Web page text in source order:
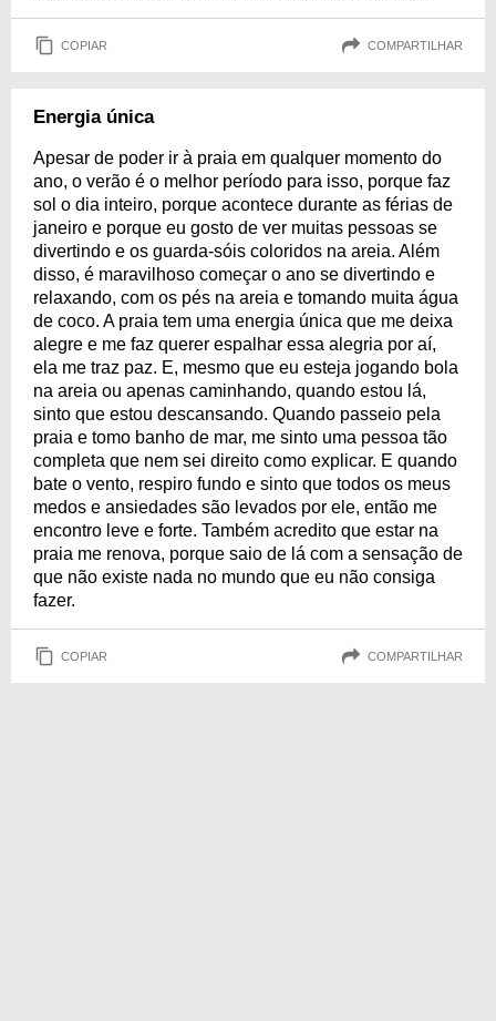
COPIAR COMPARTILHAR
Energia única
Apesar de poder ir à praia em qualquer momento do
ano, o verão é o melhor período para isso, porque faz
sol o dia inteiro, porque acontece durante as férias de
janeiro e porque eu gosto de ver muitas pessoas se
divertindo e os guarda-sóis coloridos na areia. Além
disso, é maravilhoso começar o ano se divertindo e
relaxando, com os pés na areia e tomando muita água
de coco. A praia tem uma energia única que me deixa
alegre e me faz querer espalhar essa alegria por aí,
ela me traz paz. E, mesmo que eu esteja jogando bola
na areia ou apenas caminhando, quando estou lá,
sinto que estou descansando. Quando passeio pela
praia e tomo banho de mar, me sinto uma pessoa tão
completa que nem sei direito como explicar. E quando
bate o vento, respiro fundo e sinto que todos os meus
medos e ansiedades são levados por ele, então me
encontro leve e forte. Também acredito que estar na
praia me renova, porque saio de lá com a sensação de
que não existe nada no mundo que eu não consiga
fazer.
COPIAR COMPARTILHAR